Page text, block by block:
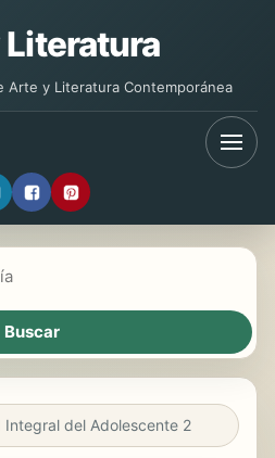
Arte y Literatura Contemporánea
Integral del Adolescente 2